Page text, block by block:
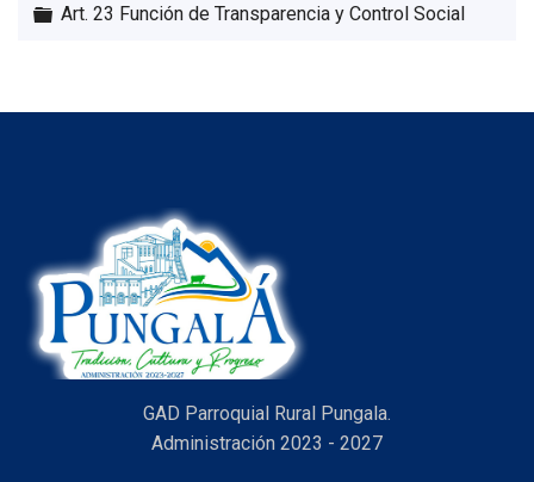
Carpeta
Art. 23 Función de Transparencia y Control Social
GAD Parroquial Rural Pungala.
Administración 2023 - 2027